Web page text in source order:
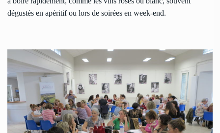
dégustés en apéritif ou lors de soirées en week-end.